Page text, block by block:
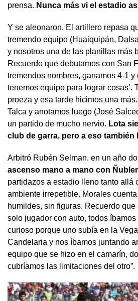
prensa. Nunca más vi el estadio
Y se aleonaron. El artillero repasa
tremendo equipo (Huaiquipán,
y nosotros una de las planillas más
Recuerdo que debutamos con San
tremendos nombres, ganamos 4-1 y
tenemos equipo para lograr cosas’.
proeza y esa tarde hicimos una
Talca y anotamos luego (José
un partido de mucho nervio. Lota
club de garra, pero a eso también
Arbitró Rubén Selman, en un año
ascenso mano a mano con
partidazos a estadio lleno tanto allá
ambiente irrepetible. Morales
humildes, sin figuras. Recuerdo
solo jugador con auto, todos íbamos
curioso porque uno subía en la
Candelaria y nos íbamos juntando
equipo que se hizo en el camarín,
cubríamos las limitaciones del otro”.